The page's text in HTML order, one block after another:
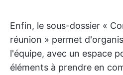
Enfin, le sous-dossier «
réunion » permet
l'équipe, avec un espace
éléments à prendre en